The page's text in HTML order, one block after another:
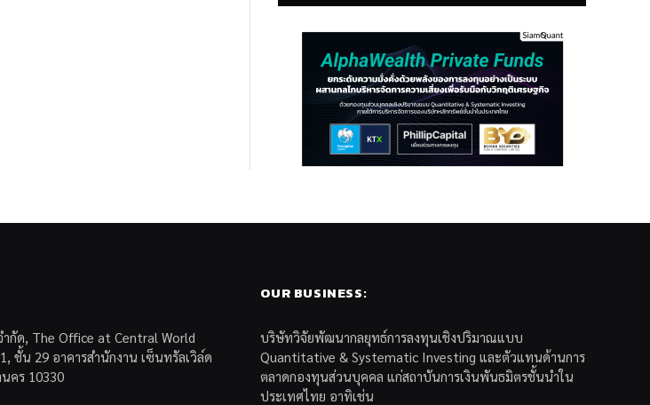
กัด, The Office at Central World
ชั้น 29 อาคารสำนักงาน เซ็นทรัลเวิล์ด
คร 10330
OUR BUSINESS:
บริษัทวิจัยพัฒนากลยุทธ์การลงทุนเชิงปริมาณแบบ
Quantitative & Systematic Investing และตัวแทนด้านการ
ตลาดกองทุนส่วนบุคคล แก่สถาบันการเงินพันธมิตรชั้นนำใน
ประเทศไทย อาทิเช่น